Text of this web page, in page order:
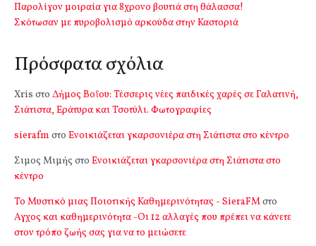
Παρολίγον μοιραία για 8χρονο βουτιά στη θάλασσα!
Σκότωσαν με πυροβολισμό αρκούδα στην Καστοριά
Πρόσφατα σχόλια
Xris στο Δήμος Βοΐου: Τέσσερις νέες παιδικές χαρές σε Γαλατινή,
Σιάτιστα, Εράτυρα και Τσοτύλι. Φωτογραφίες
sierafm στο Ενοικιάζεται γκαρσονιέρα στη Σιάτιστα στο κέντρο
Σιμος Μιμής στο Ενοικιάζεται γκαρσονιέρα στη Σιάτιστα στο
κέντρο
Το Μυστικό μιας Ποιοτικής Καθημερινότητας - SieraFMστο
Αγχος και καθημερινότητα -Οι 12 αλλαγές που πρέπει να κάνετε
στον τρόπο ζωής σας για να το μειώσετε